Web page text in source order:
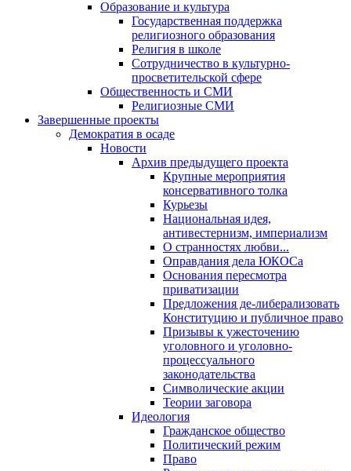
Образование и культура
Государственная поддержка
религиозного образования
Религия в школе
Сотрудничество в культурно-
просветительской сфере
Общественность и СМИ
Религиозные СМИ
Завершенные проекты
Демократия в осаде
Новости
Архив предыдущего проекта
Крупные мероприятия
консервативного толка
Курьезы
Национальная идея,
антивестернизм, империализм
О странностях любви...
Оправдания дела ЮКОСа
Основания пересмотра
приватизации
Предложения де-либерализовать
Конституцию и публичное право
Призывы к ужесточению
уголовного и уголовно-
процессуального
законодательства
Символические акции
Теории заговора
Идеология
Гражданское общество
Политический режим
Право